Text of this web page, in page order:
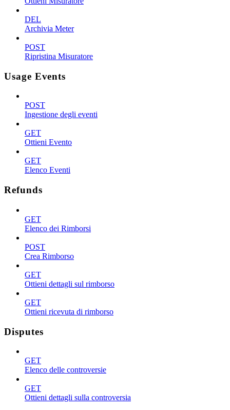
DEL
Archivia Meter
POST
Ripristina Misuratore
Usage Events
POST
Ingestione degli eventi
GET
Ottieni Evento
GET
Elenco Eventi
Refunds
GET
Elenco dei Rimborsi
POST
Crea Rimborso
GET
Ottieni dettagli sul rimborso
GET
Ottieni ricevuta di rimborso
Disputes
GET
Elenco delle controversie
GET
Ottieni dettagli sulla controversia